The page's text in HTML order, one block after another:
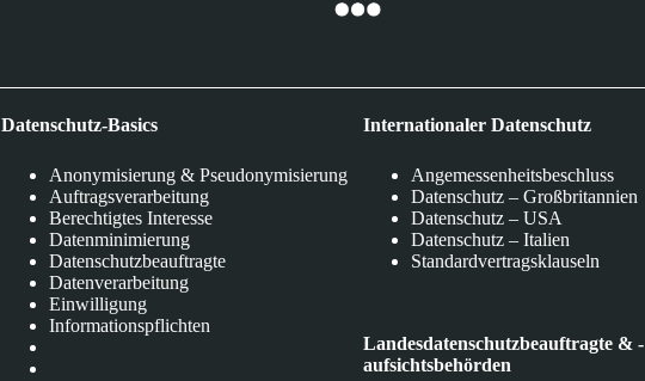
Datenschutz-Basics
Anonymisierung & Pseudonymisierung
Auftragsverarbeitung
Berechtigtes Interesse
Datenminimierung
Datenschutzbeauftragte
Datenverarbeitung
Einwilligung
Informationspflichten
Internationaler Datenschutz
Angemessenheitsbeschluss
Datenschutz – Großbritannien
Datenschutz – USA
Datenschutz – Italien
Standardvertragsklauseln
Landesdatenschutzbeauftragte & -
aufsichtsbehörden